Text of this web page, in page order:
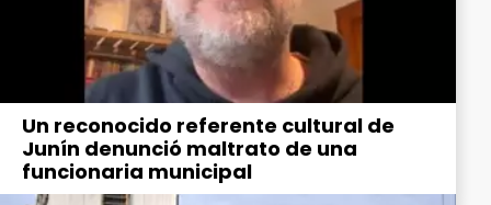
Un reconocido referente cultural de
Junín denunció maltrato de una
funcionaria municipal